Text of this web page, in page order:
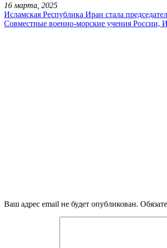
16 марта, 2025
Исламская Республика Иран стала
Совместные военно-морские учения России,
Ваш адрес email не будет опубликован.